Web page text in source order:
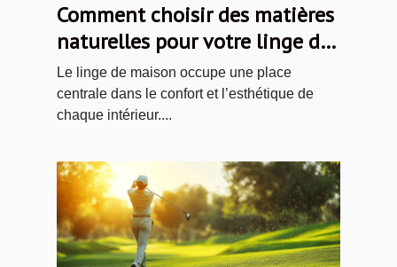
Comment choisir des matières
naturelles pour votre linge de
maison ?
Le linge de maison occupe une place
centrale dans le confort et l’esthétique de
chaque intérieur....